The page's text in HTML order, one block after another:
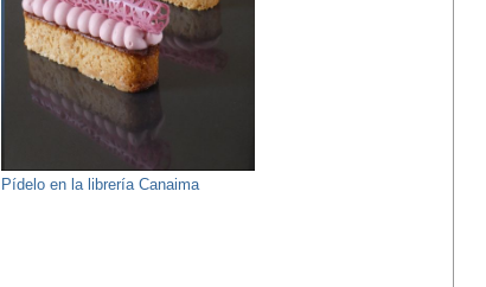
Pídelo en la librería Canaima